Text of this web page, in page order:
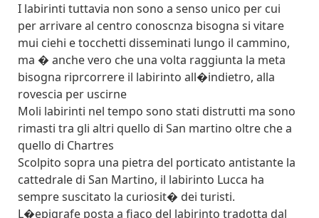
I labirinti tuttavia non sono a senso unico per cui
per arrivare al centro conoscnza bisogna si vitare
mui ciehi e tocchetti disseminati lungo il cammino,
ma � anche vero che una volta raggiunta la meta
bisogna riprcorrere il labirinto all�indietro, alla
rovescia per uscirne
Moli labirinti nel tempo sono stati distrutti ma sono
rimasti tra gli altri quello di San martino oltre che a
quello di Chartres
Scolpito sopra una pietra del porticato antistante la
cattedrale di San Martino, il labirinto Lucca ha
sempre suscitato la curiosit� dei turisti.
L�epigrafe posta a fiaco del labirinto tradotta dal